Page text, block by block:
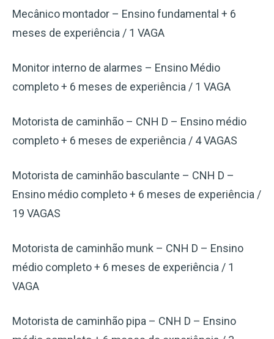
Mecânico montador – Ensino fundamental + 6
meses de experiência / 1 VAGA
Monitor interno de alarmes – Ensino Médio
completo + 6 meses de experiência / 1 VAGA
Motorista de caminhão – CNH D – Ensino médio
completo + 6 meses de experiência / 4 VAGAS
Motorista de caminhão basculante – CNH D –
Ensino médio completo + 6 meses de experiência /
19 VAGAS
Motorista de caminhão munk – CNH D – Ensino
médio completo + 6 meses de experiência / 1
VAGA
Motorista de caminhão pipa – CNH D – Ensino